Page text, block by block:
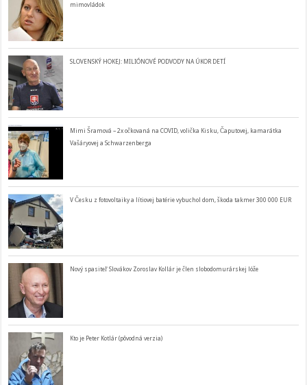
mimovládok
SLOVENSKÝ HOKEJ: MILIÓNOVÉ PODVODY NA ÚKOR DETÍ
Mimi Šramová – 2x očkovaná na COVID, volička Kisku, Čaputovej, kamarátka
Vašáryovej a Schwarzenberga
V Česku z fotovoltaiky a lítiovej batérie vybuchol dom, škoda takmer 300 000 EUR
Nový spasiteľ Slovákov Zoroslav Kollár je člen slobodomurárskej lóže
Kto je Peter Kotlár (pôvodná verzia)